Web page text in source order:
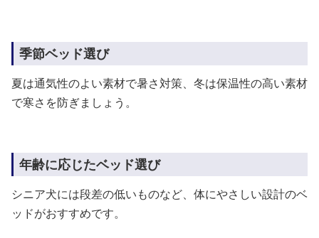
季節ベッド選び
夏は通気性のよい素材で暑さ対策、冬は保温性の高い素材
で寒さを防ぎましょう。
年齢に応じたベッド選び
シニア犬には段差の低いものなど、体にやさしい設計のベ
ッドがおすすめです。